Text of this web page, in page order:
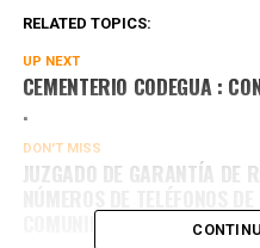
RELATED TOPICS:
UP NEXT
CEMENTERIO CODEGUA :
.
DON'T MISS
JUZGADO DE GARANTÍA DE
COMUNIDAD